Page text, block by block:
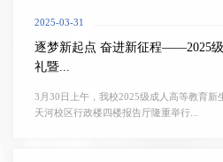
2025-03-31
逐梦新起点 奋进新征程——2025
礼暨...
3月30日上午，我校2025级成人高等教育新
天河校区行政楼四楼报告厅隆重举行...